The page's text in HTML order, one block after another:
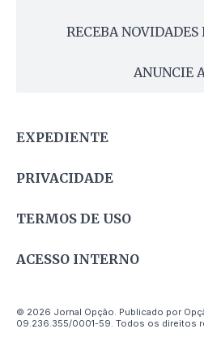
RECEBA
ANUNCIE
EXPEDIENTE
PRIVACIDADE
TERMOS DE USO
ACESSO INTERNO
© 2026 Jornal Opção. Publicado por
09.236.355/0001-59. Todos os direitos